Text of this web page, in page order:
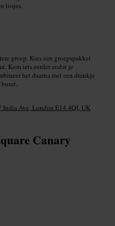
losjes.
groep. Kies een groepspakket
Kom iets eerder zodat je
het daarna met een drankje
India Ave, London E14 4QJ, UK
Canary